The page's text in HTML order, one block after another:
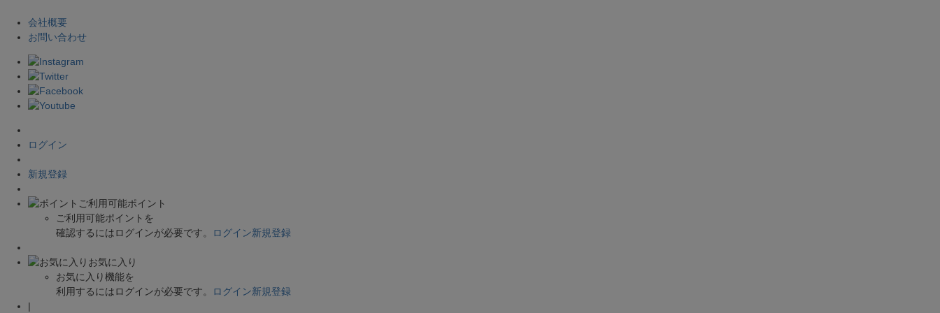
会社概要
お問い合わせ
ログイン
新規登録
ご利用可能ポイント
ご利用可能ポイントを
確認するにはログインが必要です。
ログイン新規登録
お気に入り
お気に入り機能を
利用するにはログインが必要です。
ログイン新規登録
|